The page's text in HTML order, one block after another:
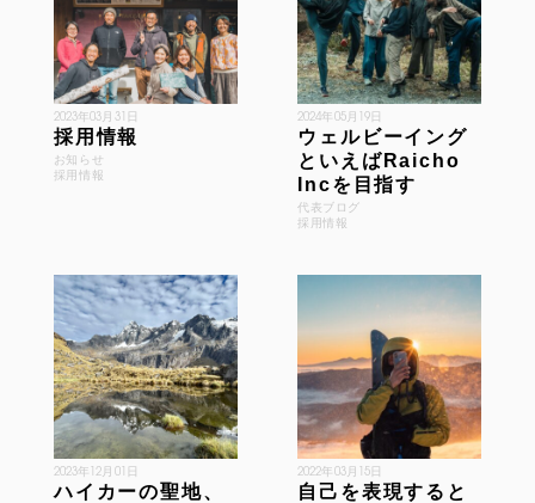
2023年03月31日
採用情報
お知らせ
採用情報
2024年05月19日
ウェルビーイング
といえばRaicho
Incを目指す
代表ブログ
採用情報
2023年12月01日
ハイカーの聖地、
2022年03月15日
自己を表現すると